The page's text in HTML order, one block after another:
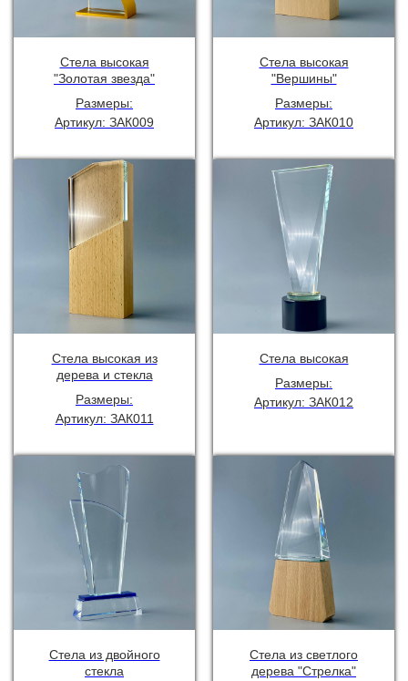
Стела высокая
"Золотая звезда"
Размеры:
Артикул: ЗАК009
Стела высокая
"Вершины"
Размеры:
Артикул: ЗАК010
Стела высокая из
дерева и стекла
Размеры:
Артикул: ЗАК011
Стела высокая
Размеры:
Артикул: ЗАК012
Стела из двойного
стекла
Стела из светлого
дерева "Стрелка"